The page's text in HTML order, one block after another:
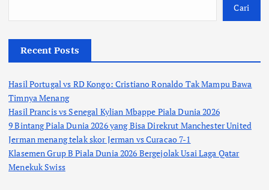
Cari
Recent Posts
Hasil Portugal vs RD Kongo: Cristiano Ronaldo Tak Mampu Bawa
Timnya Menang
Hasil Prancis vs Senegal Kylian Mbappe Piala Dunia 2026
9 Bintang Piala Dunia 2026 yang Bisa Direkrut Manchester United
Jerman menang telak skor Jerman vs Curacao 7-1
Klasemen Grup B Piala Dunia 2026 Bergejolak Usai Laga Qatar
Menekuk Swiss